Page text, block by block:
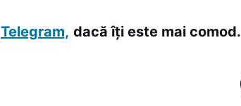
Telegram, dacă îți este mai comod.